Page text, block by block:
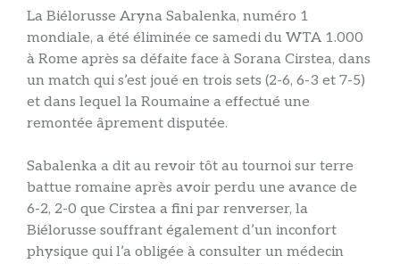
La Biélorusse Aryna Sabalenka, numéro 1
mondiale, a été éliminée ce samedi du WTA 1.000
à Rome après sa défaite face à Sorana Cirstea, dans
un match qui s’est joué en trois sets (2-6, 6-3 et 7-5)
et dans lequel la Roumaine a effectué une
remontée âprement disputée.
Sabalenka a dit au revoir tôt au tournoi sur terre
battue romaine après avoir perdu une avance de
6-2, 2-0 que Cirstea a fini par renverser, la
Biélorusse souffrant également d’un inconfort
physique qui l’a obligée à consulter un médecin